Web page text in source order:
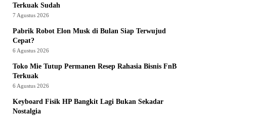
Terkuak Sudah
7 Agustus 2026
Pabrik Robot Elon Musk di Bulan Siap Terwujud
Cepat?
6 Agustus 2026
Toko Mie Tutup Permanen Resep Rahasia Bisnis FnB
Terkuak
6 Agustus 2026
Keyboard Fisik HP Bangkit Lagi Bukan Sekadar
Nostalgia